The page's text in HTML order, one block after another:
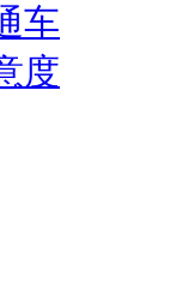
车
度